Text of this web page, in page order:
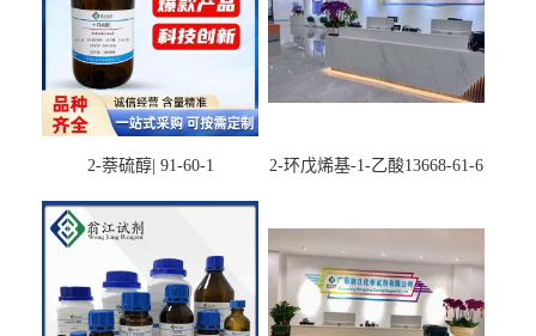
2-萘硫醇| 91-60-1 2-环戊烯基-1-乙酸13668-61-6